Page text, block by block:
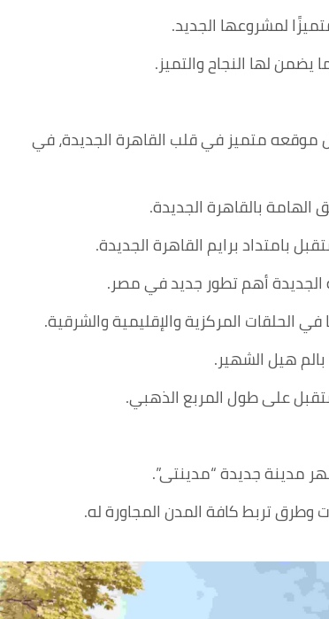
لمشروعها الجديد.
لها النجاح والتميز.
متميز في قلب القاهرة الجديدة، في
بالقاهرة الجديدة.
بامتداد برايم القاهرة الجديدة.
الجديدة أهم تطور جديد في مصر.
الحلقات المركزية والإقليمية والشرقية.
هيل الشهير.
على طول المربع الذهبي.
مدينة جديدة “مدينتى”.
تربط كافة المدن المجاورة له.